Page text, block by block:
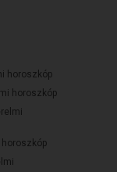
horoszkóp
horoszkóp